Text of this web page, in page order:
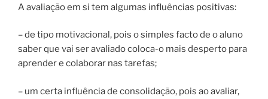
A avaliação em si tem algumas influências positivas:
– de tipo motivacional, pois o simples facto de o aluno
saber que vai ser avaliado coloca-o mais desperto para
aprender e colaborar nas tarefas;
– um certa influência de consolidação, pois ao avaliar,